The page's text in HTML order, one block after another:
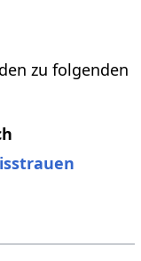
zu folgenden